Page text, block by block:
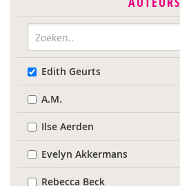
Edith Geurts
A.M.
Ilse Aerden
Evelyn Akkermans
Rebecca Beck